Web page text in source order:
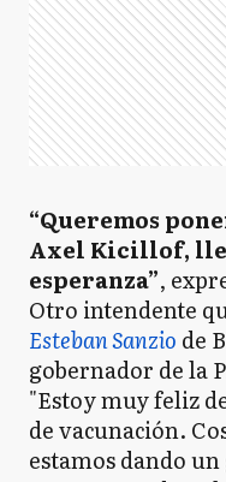
“Queremos
Axel Kicillof,
esperanza”,
Otro intendente
Esteban Sanzio de
gobernador de la
"Estoy muy feliz
de vacunación.
estamos dando